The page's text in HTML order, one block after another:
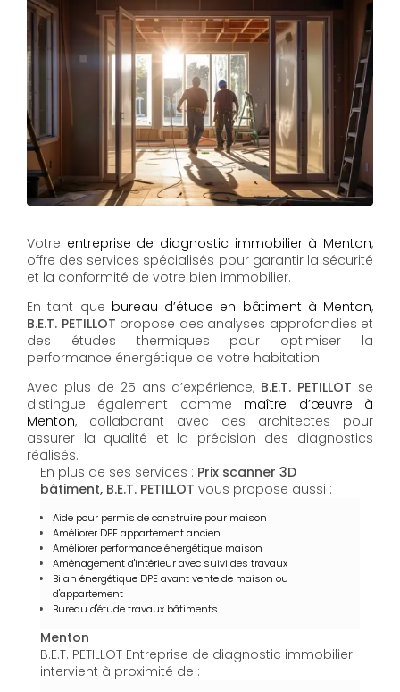
Votre entreprise de diagnostic immobilier à Menton,
offre des services spécialisés pour garantir la sécurité
et la conformité de votre bien immobilier.
En tant que bureau d’étude en bâtiment à Menton,
B.E.T. PETILLOT propose des analyses approfondies et
des études thermiques pour optimiser la
performance énergétique de votre habitation.
Avec plus de 25 ans d’expérience, B.E.T. PETILLOT se
distingue également comme maître d’œuvre à
Menton, collaborant avec des architectes pour
assurer la qualité et la précision des diagnostics
réalisés.
En plus de ses services : Prix scanner 3D
bâtiment, B.E.T. PETILLOT vous propose aussi :
Aide pour permis de construire pour maison
Améliorer DPE appartement ancien
Améliorer performance énergétique maison
Aménagement d'intérieur avec suivi des travaux
Bilan énergétique DPE avant vente de maison ou
d'appartement
Bureau d'étude travaux bâtiments
Menton
B.E.T. PETILLOT Entreprise de diagnostic immobilier
intervient à proximité de :